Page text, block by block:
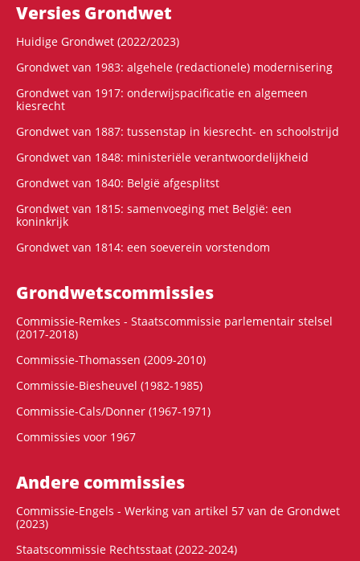
Versies Grondwet
Huidige Grondwet (2022/2023)
Grondwet van 1983: algehele (redactionele) modernisering
Grondwet van 1917: onderwijspacificatie en algemeen
kiesrecht
Grondwet van 1887: tussenstap in kiesrecht- en schoolstrijd
Grondwet van 1848: ministeriële verantwoordelijkheid
Grondwet van 1840: België afgesplitst
Grondwet van 1815: samenvoeging met België: een
koninkrijk
Grondwet van 1814: een soeverein vorstendom
Grondwets­commissies
Commissie-Remkes - Staatscommissie parlementair stelsel
(2017-2018)
Commissie-Thomassen (2009-2010)
Commissie-Biesheuvel (1982-1985)
Commissie-Cals/Donner (1967-1971)
Commissies voor 1967
Andere commissies
Commissie-Engels - Werking van artikel 57 van de Grondwet
(2023)
Staatscommissie Rechtsstaat (2022-2024)